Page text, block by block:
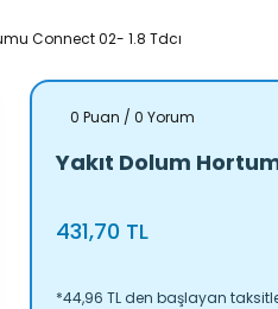
Connect 02- 1.8 Tdcı
0 Puan / 0 Yorum
Yakıt Dolum
431,70 TL
*44,96 TL den başlayan